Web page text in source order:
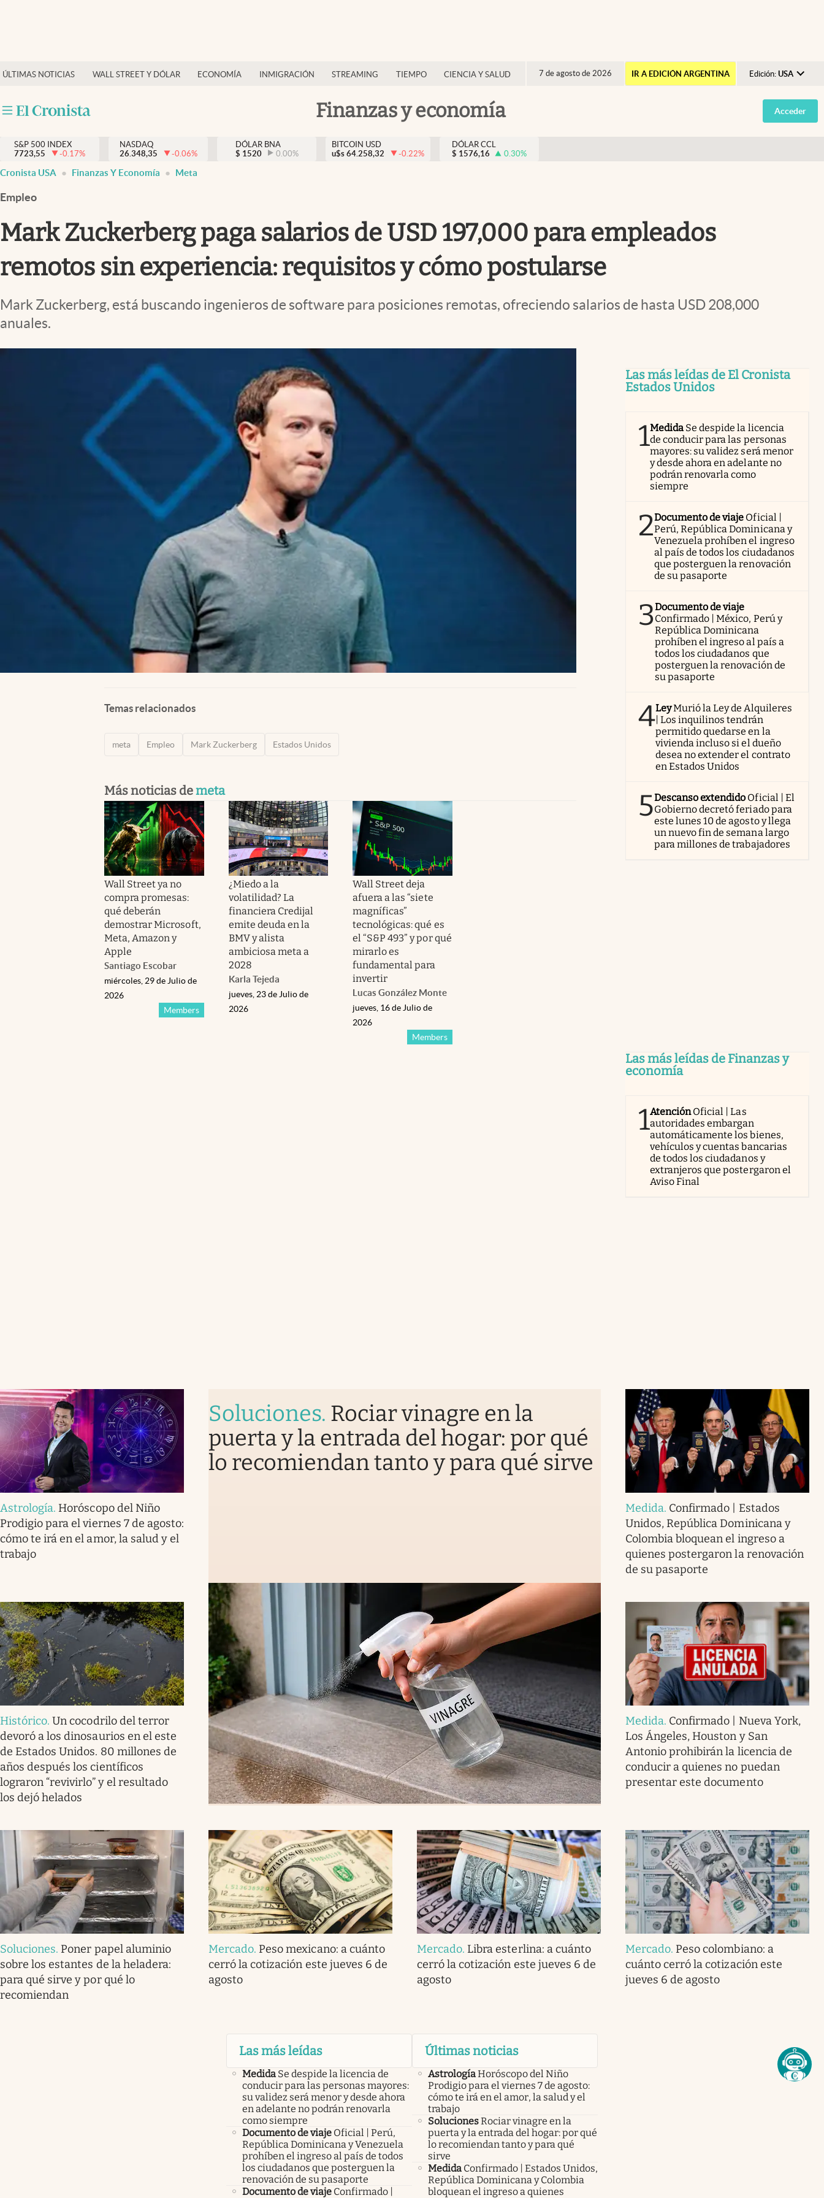
ÚLTIMAS NOTICIAS WALL STREET Y DÓLAR ECONOMÍA INMIGRACIÓN STREAMING TIEMPO CIENCIA Y SALUD 7 de agosto de 2026 IR A EDICIÓN ARGENTINA Edición: USA
Argentina
España
Finanzas y economía
Finanzas y economía
Inmigración
Trending
Streaming
Acceder
S&P 500 INDEX
7723,55
-0.17%
NASDAQ
26.348,35
-0.06%
DÓLAR BNA
$ 1520 0.00%
BITCOIN USD
u$s 64.258,32 -0.22%
DÓLAR CCL
$ 1576,16 0.30%
Cronista USA Finanzas Y Economía Meta
Empleo
Mark Zuckerberg paga salarios de USD 197,000 para empleados
remotos sin experiencia: requisitos y cómo postularse
Mark Zuckerberg, está buscando ingenieros de software para posiciones remotas, ofreciendo salarios de hasta USD 208,000
anuales.
Temas relacionados
meta Empleo Mark Zuckerberg Estados Unidos
Más noticias demeta
Wall Street ya no
compra promesas:
qué deberán
demostrar Microsoft,
Meta, Amazon y
Apple
Santiago Escobar
Members
miércoles, 29 de Julio de
2026
¿Miedo a la
volatilidad? La
financiera Credijal
emite deuda en la
BMV y alista
ambiciosa meta a
2028
Karla Tejeda
jueves, 23 de Julio de
2026
Wall Street deja
afuera a las “siete
magníficas”
tecnológicas: qué es
el “S&P 493” y por qué
mirarlo es
fundamental para
invertir
Lucas González Monte
Members
jueves, 16 de Julio de
2026
Las más leídas de El Cronista
Estados Unidos
1Medida Se despide la licencia
de conducir para las personas
mayores: su validez será menor
y desde ahora en adelante no
podrán renovarla como
siempre
2Documento de viaje Oficial |
Perú, República Dominicana y
Venezuela prohíben el ingreso
al país de todos los ciudadanos
que posterguen la renovación
de su pasaporte
3Documento de viaje
Confirmado | México, Perú y
República Dominicana
prohíben el ingreso al país a
todos los ciudadanos que
posterguen la renovación de
su pasaporte
4LeyMurió la Ley de Alquileres
| Los inquilinos tendrán
permitido quedarse en la
vivienda incluso si el dueño
desea no extender el contrato
en Estados Unidos
5Descanso extendido Oficial | El
Gobierno decretó feriado para
este lunes 10 de agosto y llega
un nuevo fin de semana largo
para millones de trabajadores
Las más leídas de Finanzas y
economía
1AtenciónOficial | Las
autoridades embargan
automáticamente los bienes,
vehículos y cuentas bancarias
de todos los ciudadanos y
extranjeros que postergaron el
Aviso Final
Astrología. Horóscopo del Niño
Prodigio para el viernes 7 de agosto:
cómo te irá en el amor, la salud y el
trabajo
Soluciones. Rociar vinagre en la
puerta y la entrada del hogar: por qué
lo recomiendan tanto y para qué sirve
Medida. Confirmado | Estados
Unidos, República Dominicana y
Colombia bloquean el ingreso a
quienes postergaron la renovación
de su pasaporte
Histórico.Un cocodrilo del terror
devoró a los dinosaurios en el este
de Estados Unidos. 80 millones de
años después los científicos
lograron “revivirlo” y el resultado
los dejó helados
Medida. Confirmado | Nueva York,
Los Ángeles, Houston y San
Antonio prohibirán la licencia de
conducir a quienes no puedan
presentar este documento
Soluciones. Poner papel aluminio
sobre los estantes de la heladera:
para qué sirve y por qué lo
recomiendan
Mercado. Peso mexicano: a cuánto
cerró la cotización este jueves 6 de
agosto
Mercado. Libra esterlina: a cuánto
cerró la cotización este jueves 6 de
agosto
Mercado. Peso colombiano: a
cuánto cerró la cotización este
jueves 6 de agosto
Las más leídas
Medida Se despide la licencia de
conducir para las personas mayores:
su validez será menor y desde ahora
en adelante no podrán renovarla
como siempre
Documento de viaje Oficial | Perú,
República Dominicana y Venezuela
prohíben el ingreso al país de todos
los ciudadanos que posterguen la
renovación de su pasaporte
Documento de viaje Confirmado |
Últimas noticias
AstrologíaHoróscopo del Niño
Prodigio para el viernes 7 de agosto:
cómo te irá en el amor, la salud y el
trabajo
SolucionesRociar vinagre en la
puerta y la entrada del hogar: por qué
lo recomiendan tanto y para qué
sirve
Medida Confirmado | Estados Unidos,
República Dominicana y Colombia
bloquean el ingreso a quienes